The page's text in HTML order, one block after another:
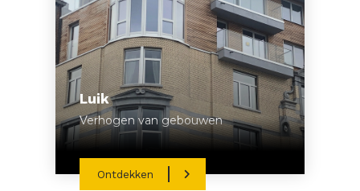
Luik
Verhogen van gebouwen
Ontdekken